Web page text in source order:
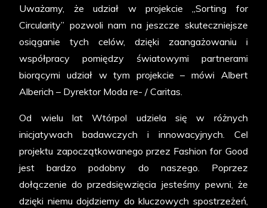
Uważamy, że udział w projekcie „Sorting for
Circularity” pozwoli nam na jeszcze skuteczniejsze
osiąganie tych celów, dzięki zaangażowaniu i
współpracy pomiędzy światowymi partnerami
biorącymi udział w tym projekcie – mówi Albert
Alberich – Dyrektor Moda re- / Caritas.
Od wielu lat Wtórpol udziela się w różnych
inicjatywach badawczych i innowacyjnych. Cel
projektu zapoczątkowanego przez Fashion for Good
jest bardzo podobny do naszego. Poprzez
dołączenie do przedsięwzięcia jesteśmy pewni, że
dzięki niemu dojdziemy do kluczowych spostrzeżeń,